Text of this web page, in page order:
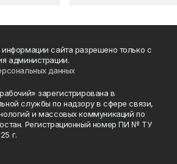
сайта разрешено только с
администрации.
данных
зарегистрирована в
службы по надзору в сфере связи,
и массовых коммуникаций по
Регистрационный номер ПИ № ТУ
г.